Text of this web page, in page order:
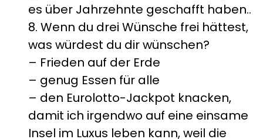
es über Jahrzehnte geschafft haben..
8. Wenn du drei Wünsche frei hättest,
was würdest du dir wünschen?
– Frieden auf der Erde
– genug Essen für alle
– den Eurolotto-Jackpot knacken,
damit ich irgendwo auf eine einsame
Insel im Luxus leben kann, weil die